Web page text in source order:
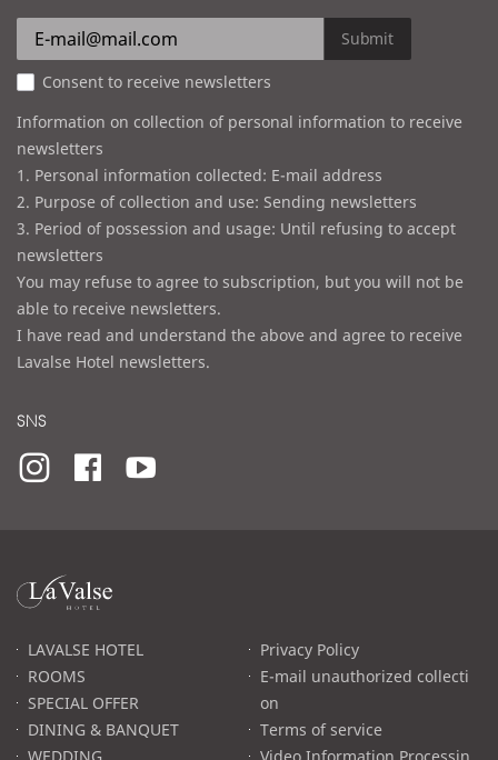
e
s
s
Submit
Consent to receive newsletters
Information on collection of personal information to receive
newsletters
1. Personal information collected: E-mail address
2. Purpose of collection and use: Sending newsletters
3. Period of possession and usage: Until refusing to accept
newsletters
You may refuse to agree to subscription, but you will not be
able to receive newsletters.
I have read and understand the above and agree to receive
Lavalse Hotel newsletters.
SNS
라
발
고LAVALSE HOTEL
ROOMS
SPECIAL OFFER
DINING & BANQUET
Privacy Policy
E-mail unauthorized collecti
on
Terms of service